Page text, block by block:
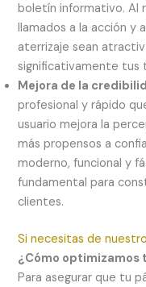
boletín informativo. Al
llamados a la acción y
aterrizaje sean
significativamente tus
Mejora de la
profesional y rápido
usuario mejora la
más propensos a
moderno, funcional y
fundamental para
clientes.
Si necesitas de
¿Cómo optimizamos
Para asegurar que tu